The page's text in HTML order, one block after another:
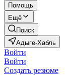
Помощь
Ещё
Поиск
Адыге-Хабль
Войти
Войти
Создать резюме